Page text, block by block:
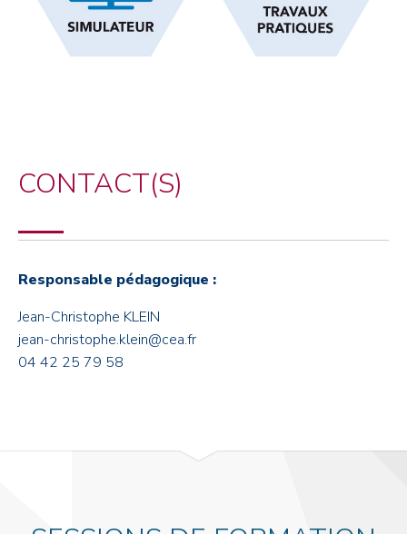
CONTACT(S)
Responsable pédagogique :
Jean-Christophe KLEIN
jean-christophe.klein@cea.fr
04 42 25 79 58